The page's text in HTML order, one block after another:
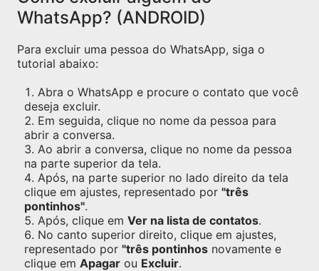
WhatsApp? (ANDROID)
Para excluir uma pessoa do WhatsApp, siga o
tutorial abaixo:
Abra o WhatsApp e procure o contato que você
deseja excluir.
Em seguida, clique no nome da pessoa para
abrir a conversa.
Ao abrir a conversa, clique no nome da pessoa
na parte superior da tela.
Após, na parte superior no lado direito da tela
clique em ajustes, representado por "três
pontinhos".
Após, clique em Ver na lista de contatos.
No canto superior direito, clique em ajustes,
representado por "três pontinhos novamente e
clique em Apagar ou Excluir.